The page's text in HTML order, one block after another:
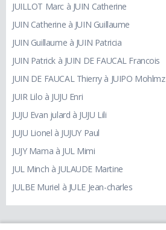
JUILLOT Marc à JUIN Catherine
JUIN Catherine à JUIN Guillaume
JUIN Guillaume à JUIN Patricia
JUIN Patrick à JUIN DE FAUCAL Francois
JUIN DE FAUCAL Thierry à JUIPO Mohlmz
JUIR Lilo à JUJU Enri
JUJU Evan julard à JUJU Lili
JUJU Lionel à JUJUY Paul
JUJY Mama à JUL Mimi
JUL Minch à JULAUDE Martine
JULBE Muriel à JULE Jean-charles